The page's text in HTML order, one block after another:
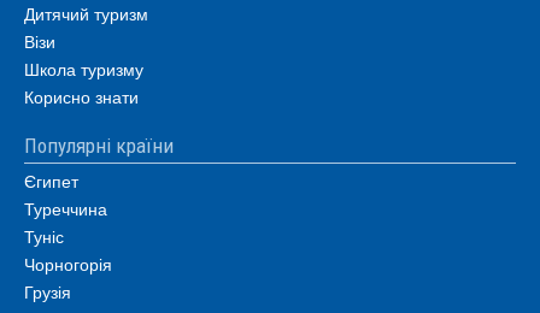
Дитячий туризм
Візи
Школа туризму
Корисно знати
Популярні країни
Єгипет
Туреччина
Туніс
Чорногорія
Грузія